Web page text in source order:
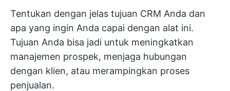
Tentukan dengan jelas tujuan CRM Anda dan
apa yang ingin Anda capai dengan alat ini.
Tujuan Anda bisa jadi untuk meningkatkan
manajemen prospek, menjaga hubungan
dengan klien, atau merampingkan proses
penjualan.